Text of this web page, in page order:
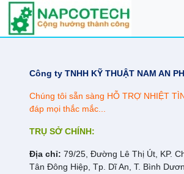
Công ty TNHH KỸ THUẬT NAM AN
Chúng tôi sẵn sàng HỖ TRỢ NHIỆT
đáp mọi thắc mắc...
TRỤ SỞ CHÍNH:
Địa chỉ: 79/25, Đường Lê Thị Út, KP.
Tân Đông Hiệp, Tp. Dĩ An, T. Bình